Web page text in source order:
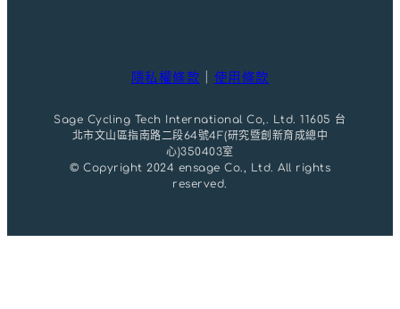
隱私權條款 使用條款
Sage Cycling Tech International Co,. Ltd. 11605 台
北市文山區指南路二段64號4F(研究暨創新育成總中
心)350403室
© Copyright 2024 ensage Co., Ltd. All rights
reserved.